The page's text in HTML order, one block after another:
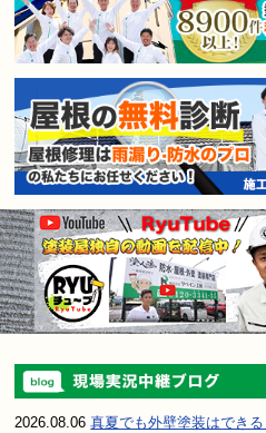
2026.08.06真夏でも外壁塗装はでき